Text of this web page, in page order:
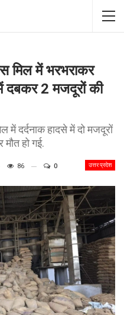
मिल में भरभराकर
दबकर 2 मजदूरों की
में दर्दनाक हादसे में दो मजदूरों
मौत हो गई.
उत्तर प्रदेश
86 0